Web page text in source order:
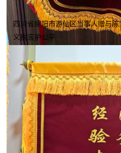
四川省绵阳市游仙区当事人赠与
义执言护公平